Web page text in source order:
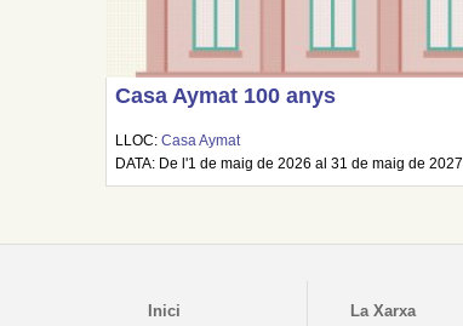
Casa Aymat 100 anys
LLOC:Casa Aymat
DATA: De l'1 de maig de 2026 al 31 de maig de 2027
Inici La Xarxa